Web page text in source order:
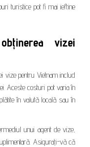
turistice pot fi mai ieftine
vizei
vize pentru Vietnam includ
Aceste costuri pot varia în
în valută locală sau în
unui agent de vize,
Asigurați-vă că